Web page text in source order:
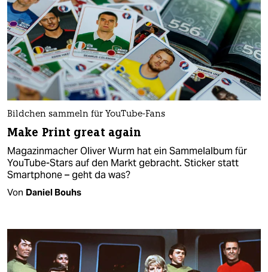
Bildchen sammeln für YouTube-Fans
Make Print great again
Magazinmacher Oliver Wurm hat ein Sammelalbum für
YouTube-Stars auf den Markt gebracht. Sticker statt
Smartphone – geht da was?
Von Daniel Bouhs